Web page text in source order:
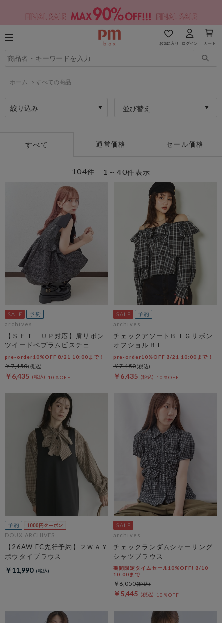
お気に入り ログイン カート
ホーム > すべての商品
絞り込み 並び替え
すべて 通常価格 セール価格
1～40件表示
104件
archives
【ＳＥＴ ＵＰ対応】肩リボン
ツイードペプラムビスチェ
pre-order10%OFF 8/21 10:00まで！
￥6,435 10％OFF
￥7,150
archives
チェックアソートＢＩＧリボン
オフショルＢＬ
pre-order10%OFF 8/21 10:00まで！
￥6,435 10％OFF
￥7,150
DOUX ARCHIVES
【26AW EC先行予約】２ＷＡＹ
ボウタイブラウス
￥11,990
archives
チェックランダムシャーリング
シャツブラウス
期間限定タイムセール10%OFF! 8/10
10:00まで
￥5,445 10％OFF
￥6,050